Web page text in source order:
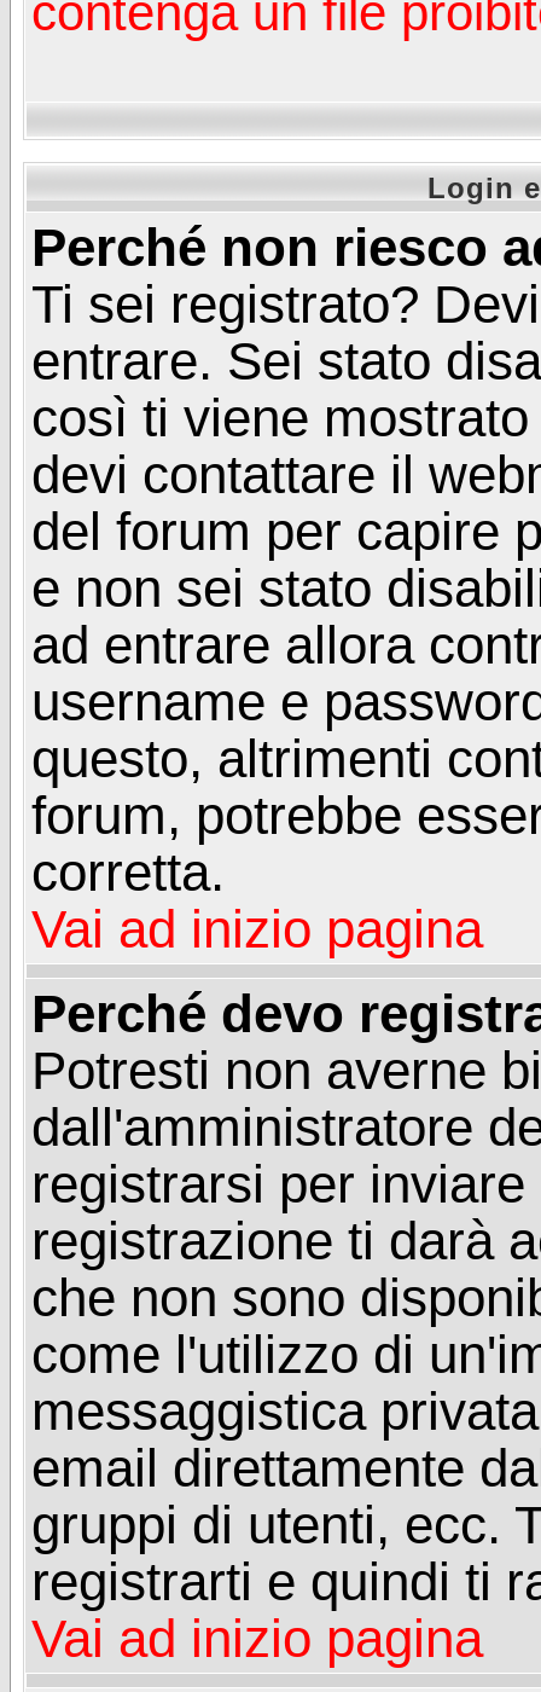
contenga un file
Login
Perché non riesco
Ti sei registrato?
entrare. Sei stato
così ti viene
devi contattare il
del forum per capire
e non sei stato
ad entrare allora
username e
questo, altrimenti
forum, potrebbe
corretta.
Vai ad inizio pagina
Perché devo
Potresti non averne
dall'amministratore
registrarsi per
registrazione ti darà
che non sono
come l'utilizzo di
messaggistica
email direttamente
gruppi di utenti, ecc.
registrarti e quindi ti
Vai ad inizio pagina